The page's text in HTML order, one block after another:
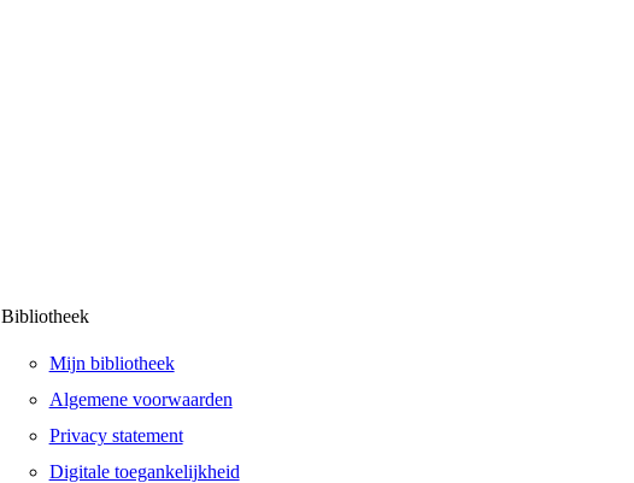
Bibliotheek
Mijn bibliotheek
Algemene voorwaarden
Privacy statement
Digitale toegankelijkheid